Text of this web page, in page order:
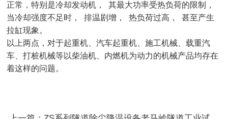
正常，特别是冷却发动机， 其最大功率受热负荷的限制，
当冷却强度不足时， 排温剧增， 热负荷过高， 甚至产生
拉缸现象。
以上两点，对于起重机、汽车起重机、施工机械、载重汽
车、打桩机械等以柴油机、内燃机为动力的机械产品均存在
着这样的问题。